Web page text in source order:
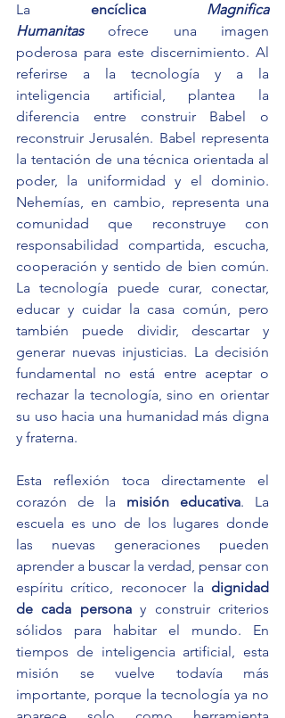
La encíclica Magnifica
Humanitas ofrece una imagen
poderosa para este discernimiento. Al
referirse a la tecnología y a la
inteligencia artificial, plantea la
diferencia entre construir Babel o
reconstruir Jerusalén. Babel representa
la tentación de una técnica orientada al
poder, la uniformidad y el dominio.
Nehemías, en cambio, representa una
comunidad que reconstruye con
responsabilidad compartida, escucha,
cooperación y sentido de bien común.
La tecnología puede curar, conectar,
educar y cuidar la casa común, pero
también puede dividir, descartar y
generar nuevas injusticias. La decisión
fundamental no está entre aceptar o
rechazar la tecnología, sino en orientar
su uso hacia una humanidad más digna
y fraterna.
Esta reflexión toca directamente el
corazón de la misión educativa. La
escuela es uno de los lugares donde
las nuevas generaciones pueden
aprender a buscar la verdad, pensar con
espíritu crítico, reconocer la dignidad
de cada persona y construir criterios
sólidos para habitar el mundo. En
tiempos de inteligencia artificial, esta
misión se vuelve todavía más
importante, porque la tecnología ya no